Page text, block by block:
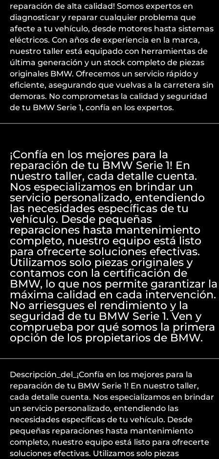
reparación de alta calidad! Somos expertos en
diagnosticar y reparar cualquier problema que
afecte a tu vehículo, desde motores hasta sistemas
eléctricos. Con años de experiencia en la marca,
nuestro taller está equipado con herramientas de
última generación y un stock completo de piezas
originales BMW. Ofrecemos un servicio rápido y
eficiente, asegurando que vuelvas a la carretera sin
demoras. No comprometas la calidad y seguridad
de tu BMW Serie 1, confía en los expertos.
¡Confía en los mejores para la
reparación de tu BMW Serie 1! En
nuestro taller, cada detalle cuenta.
Nos especializamos en brindar un
servicio personalizado, entendiendo
las necesidades específicas de tu
vehículo. Desde pequeñas
reparaciones hasta mantenimiento
completo, nuestro equipo está listo
para ofrecerte soluciones efectivas.
Utilizamos solo piezas originales y
contamos con la certificación de
BMW, lo que nos permite garantizar la
máxima calidad en cada intervención.
No arriesgues el rendimiento y la
seguridad de tu BMW Serie 1. Ven y
comprueba por qué somos la primera
opción de los propietarios de BMW.
Descripción_del_¡Confía en los mejores para la
reparación de tu BMW Serie 1! En nuestro taller,
cada detalle cuenta. Nos especializamos en brindar
un servicio personalizado, entendiendo las
necesidades específicas de tu vehículo. Desde
pequeñas reparaciones hasta mantenimiento
completo, nuestro equipo está listo para ofrecerte
soluciones efectivas. Utilizamos solo piezas